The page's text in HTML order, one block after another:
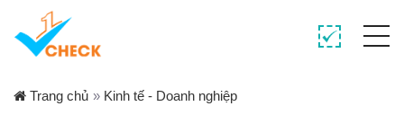
Trang chủ » Kinh tế - Doanh nghiệp